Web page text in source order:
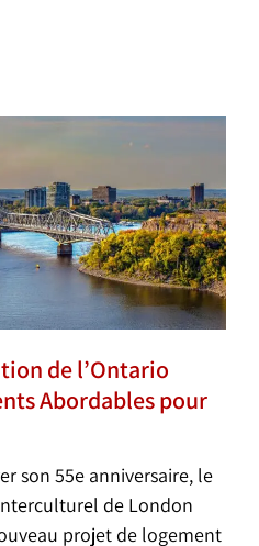
de l’Ontario
Abordables pour
son 55e anniversaire, le
de London
projet de logement